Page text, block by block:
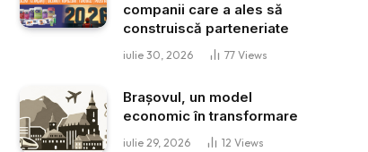
companii care a ales să
construiscă parteneriate
iulie 30, 2026 77 Views
Brașovul, un model
economic în transformare
iulie 29, 2026 12 Views